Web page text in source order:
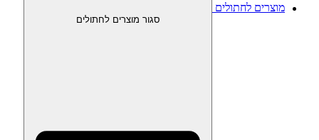
מוצרים לחתולים
סגור מוצרים לחתולים